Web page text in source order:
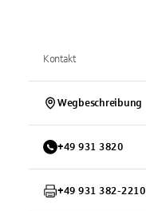
Kontakt
Wegbeschreibung
+49 931 3820
+49 931 382-2210